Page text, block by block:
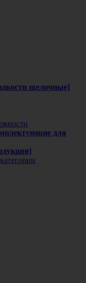
щелочные]
для